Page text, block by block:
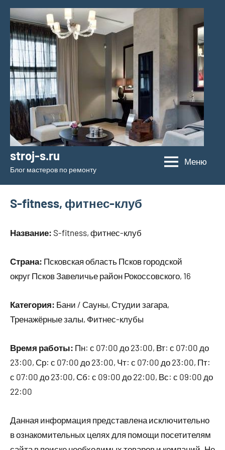
Перейти
содержимому
stroj-s.ru
Блог мастеров по ремонту
Меню
S-fitness, фитнес-клуб
Название: S-fitness, фитнес-клуб
Страна: Псковская область Псков городской
округ Псков Завеличье район Рокоссовского, 16
Категория: Бани / Сауны, Студии загара,
Тренажёрные залы, Фитнес-клубы
Время работы: Пн: с 07:00 до 23:00, Вт: с 07:00 до
23:00, Ср: с 07:00 до 23:00, Чт: с 07:00 до 23:00, Пт:
с 07:00 до 23:00, Сб: с 09:00 до 22:00, Вс: с 09:00 до
22:00
Данная информация представлена исключительно
в ознакомительных целях для помощи посетителям